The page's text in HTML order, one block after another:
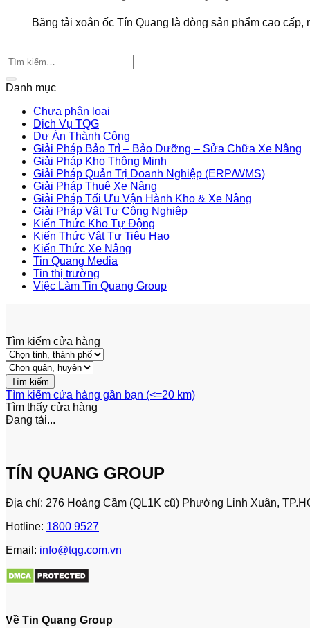
Băng tải xoắn ốc Tín Quang là dòng sản phẩm cao cấp,
Danh mục
Chưa phân loại
Dịch Vụ TQG
Dự Án Thành Công
Giải Pháp Bảo Trì – Bảo Dưỡng – Sửa Chữa Xe Nâng
Giải Pháp Kho Thông Minh
Giải Pháp Quản Trị Doanh Nghiệp (ERP/WMS)
Giải Pháp Thuê Xe Nâng
Giải Pháp Tối Ưu Vận Hành Kho & Xe Nâng
Giải Pháp Vật Tư Công Nghiệp
Kiến Thức Kho Tự Động
Kiến Thức Vật Tư Tiêu Hao
Kiến Thức Xe Nâng
Tin Quang Media
Tin thị trường
Việc Làm Tin Quang Group
Tìm kiếm cửa hàng
Tìm kiếm cửa hàng gần bạn (<=20 km)
Tìm thấy cửa hàng
Đang tải...
TÍN QUANG GROUP
Địa chỉ: 276 Hoàng Cầm (QL1K cũ) Phường Linh Xuân,
Hotline: 1800 9527
Email: info@tqg.com.vn
Về Tin Quang Group